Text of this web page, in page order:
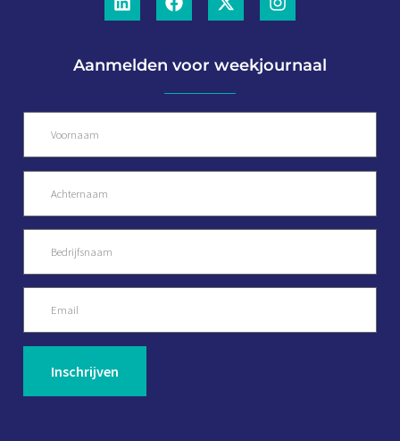
Aanmelden voor weekjournaal